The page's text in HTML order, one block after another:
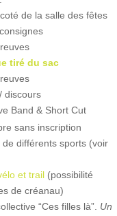
de la salle des fêtes
tiré du sac
discours
Band & Short Cut
sans inscription
différents sports (voir
et trail (possibilité
de créanau)
“Ces filles là”. Un